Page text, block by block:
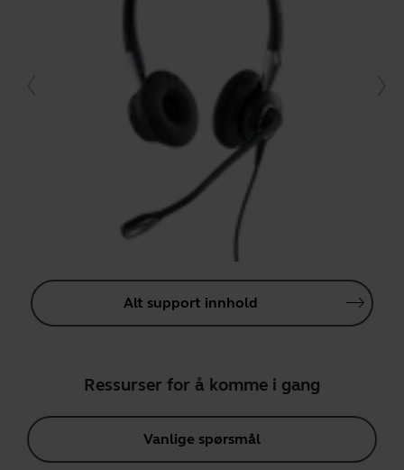
Alt support innhold
Ressurser for å komme i gang
Vanlige spørsmål